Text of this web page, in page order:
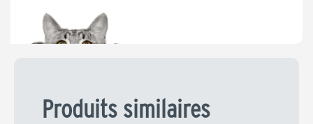
Produits similaires